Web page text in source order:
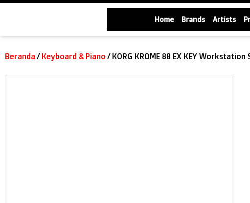
Home Brands Artists
Beranda / Keyboard & Piano / KORG KROME 88 EX KEY